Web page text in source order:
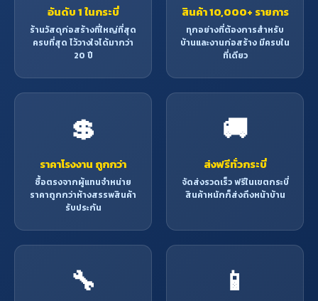
อันดับ 1 ในกระบี่
ร้านวัสดุก่อสร้างที่ใหญ่ที่สุด
ครบที่สุด ไว้วางใจได้มากว่า
20 ปี
สินค้า 10,000+ รายการ
ทุกอย่างที่ต้องการสำหรับ
บ้านและงานก่อสร้าง มีครบใน
ที่เดียว
💲
ราคาโรงงาน ถูกกว่า
ซื้อตรงจากผู้แทนจำหน่าย
ราคาถูกกว่าห้างสรรพสินค้า
รับประกัน
🚚
ส่งฟรีทั่วกระบี่
จัดส่งรวดเร็ว ฟรีในเขตกระบี่
สินค้าหนักก็ส่งถึงหน้าบ้าน
🔧 📱